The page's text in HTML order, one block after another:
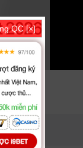
QC [×]